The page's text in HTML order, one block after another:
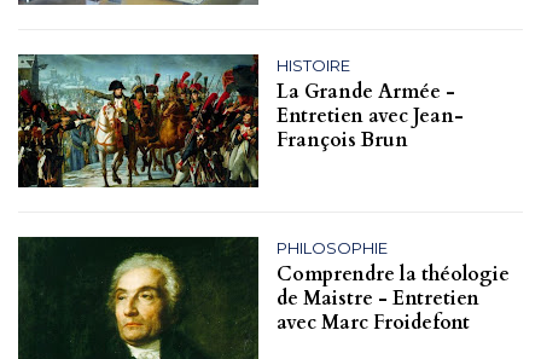
HISTOIRE
La Grande Armée -
Entretien avec Jean-
François Brun
PHILOSOPHIE
Comprendre la théologie
de Maistre - Entretien
avec Marc Froidefont